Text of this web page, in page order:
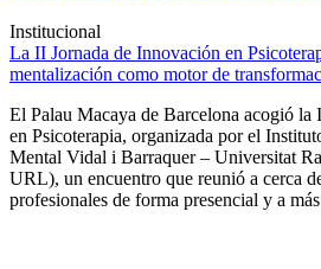
Institucional
La II Jornada de Innovación en
mentalización como motor de
El Palau Macaya de Barcelona acogió la
en Psicoterapia, organizada por el
Mental Vidal i Barraquer – Universitat
URL), un encuentro que reunió a cerca
profesionales de forma presencial y a